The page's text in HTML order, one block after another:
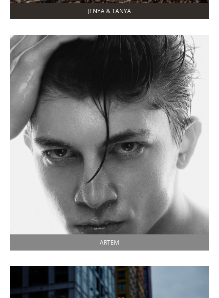
JENYA & TANYA
ARTEM